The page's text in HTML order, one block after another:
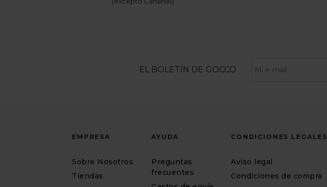
EL BOLETÍN DE GOCCO
EMPRESA
Sobre Nosotros
Tiendas
AYUDA
Preguntas
frecuentes
CONDICIONES LEGALES
Aviso legal
Condiciones de compra